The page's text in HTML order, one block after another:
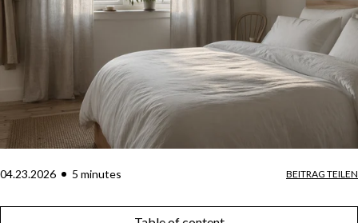
04.23.2026 5 minutes BEITRAG TEILEN